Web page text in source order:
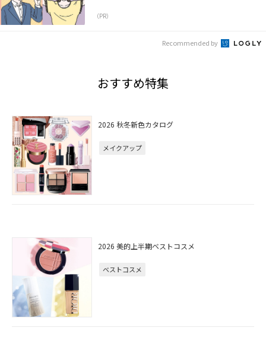
（PR）
Recommended by
おすすめ特集
2026 秋冬新色カタログ
メイクアップ
2026 美的上半期ベストコスメ
ベストコスメ